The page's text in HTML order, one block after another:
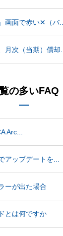
画面で赤い✕（バ...
月次（当期）償却...
の多いFAQ
Arc...
アップデートを...
ーが出た場合
とは何ですか